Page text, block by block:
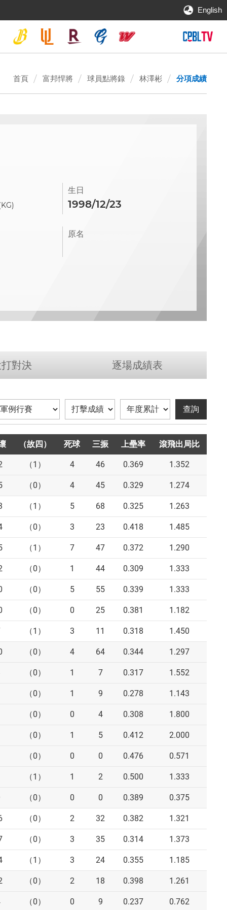
English
首頁 富邦悍將 球員點將錄 林澤彬 分項成績
生日
1998/12/23
原名
對決 逐場成績表
（故四） 死球 三振 上壘率 滾飛出局比
（故四） 死球 三振 上壘率 滾飛出局比
（1） 4 46 0.369 1.352
（0） 4 45 0.329 1.274
（1） 5 68 0.325 1.263
（0） 3 23 0.418 1.485
（1） 7 47 0.372 1.290
（0） 1 44 0.309 1.333
（0） 5 55 0.339 1.333
（0） 0 25 0.381 1.182
（1） 3 11 0.318 1.450
（0） 4 64 0.344 1.297
（0） 1 7 0.317 1.552
（0） 1 9 0.278 1.143
（0） 0 4 0.308 1.800
（0） 1 5 0.412 2.000
（0） 0 0 0.476 0.571
（1） 1 2 0.500 1.333
（0） 0 0 0.389 0.375
（0） 2 32 0.382 1.321
（0） 3 35 0.314 1.373
（1） 3 24 0.355 1.185
（0） 2 18 0.398 1.261
（0） 0 9 0.237 0.762